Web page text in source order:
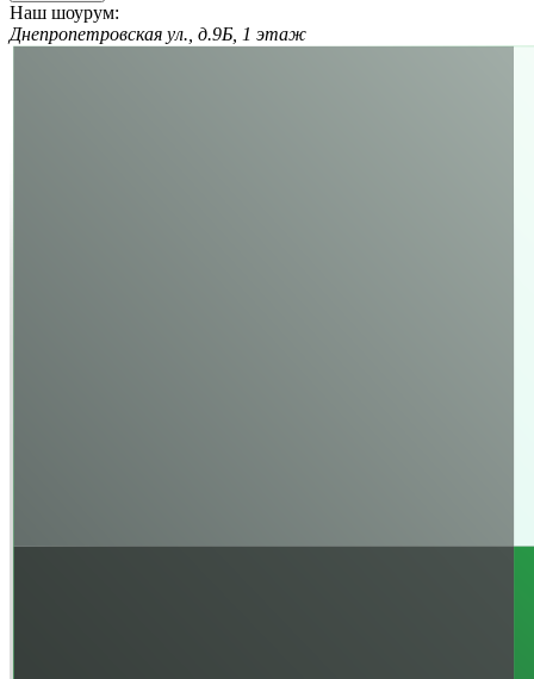
Наш шоурум:
Днепропетровская ул., д.9Б, 1 этаж